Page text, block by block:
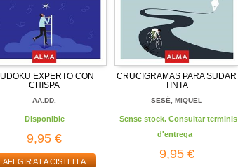
EXPERTO CON
CHISPA
AA.DD.
Disponible
9,95 €
AFEGIR A LA CISTELLA
CRUCIGRAMAS PARA SUDAR
TINTA
SESÉ, MIQUEL
Sense stock. Consultar terminis
d'entrega
9,95 €